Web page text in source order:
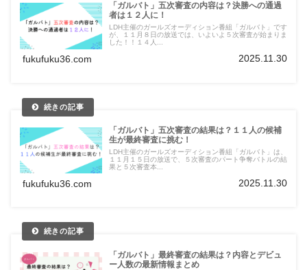
「ガルバト」五次審査の内容は？決勝への通過
者は１２人に！
LDH主催のガールズオーディション番組「ガルバト」です
が、１１月８日の放送では、いよいよ５次審査が始まりま
した！！１４人...
fukufuku36.com 2025.11.30
「ガルバト」五次審査の結果は？１１人の候補
生が最終審査に挑む！
LDH主催のガールズオーディション番組「ガルバト」は、
１１月１５日の放送で、５次審査のパート争奪バトルの結
果と５次審査本...
fukufuku36.com 2025.11.30
「ガルバト」最終審査の結果は？内容とデビュ
ー人数の最新情報まとめ